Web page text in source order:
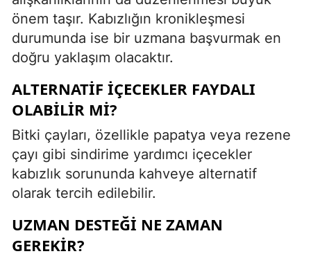
önem taşır. Kabızlığın kronikleşmesi
durumunda ise bir uzmana başvurmak en
doğru yaklaşım olacaktır.
ALTERNATIF İÇECEKLER FAYDALI
OLABILIR MI?
Bitki çayları, özellikle papatya veya rezene
çayı gibi sindirime yardımcı içecekler
kabızlık sorununda kahveye alternatif
olarak tercih edilebilir.
UZMAN DESTEĞI NE ZAMAN
GEREKIR?